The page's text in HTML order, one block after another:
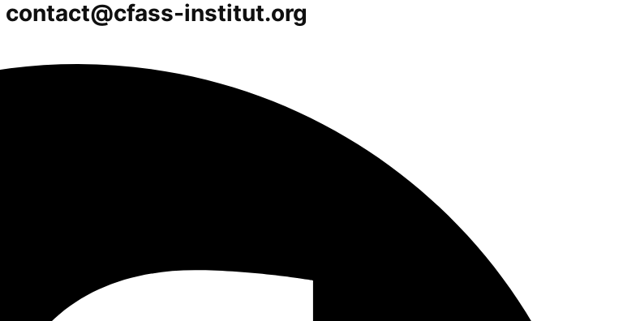
contact@cfass-institut.org